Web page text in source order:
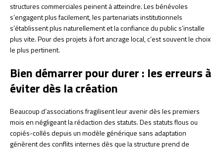
structures commerciales peinent à atteindre. Les bénévoles
s’engagent plus facilement, les partenariats institutionnels
s’établissent plus naturellement et la confiance du public s’installe
plus vite. Pour des projets à fort ancrage local, c’est souvent le choix
le plus pertinent.
Bien démarrer pour durer : les erreurs à
éviter dès la création
Beaucoup d’associations fragilisent leur avenir dès les premiers
mois en négligeant la rédaction des statuts. Des statuts flous ou
copiés-collés depuis un modèle générique sans adaptation
génèrent des conflits internes dès que la structure prend de